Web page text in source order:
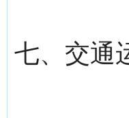
七、交通